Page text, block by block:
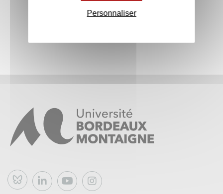
Bluesky
Personnaliser